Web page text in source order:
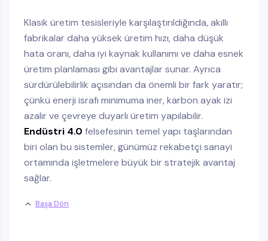
Klasik üretim tesisleriyle karşılaştırıldığında, akıllı
fabrikalar daha yüksek üretim hızı, daha düşük
hata oranı, daha iyi kaynak kullanımı ve daha esnek
üretim planlaması gibi avantajlar sunar. Ayrıca
sürdürülebilirlik açısından da önemli bir fark yaratır;
çünkü enerji israfı minimuma iner, karbon ayak izi
azalır ve çevreye duyarlı üretim yapılabilir.
Endüstri 4.0 felsefesinin temel yapı taşlarından
biri olan bu sistemler, günümüz rekabetçi sanayi
ortamında işletmelere büyük bir stratejik avantaj
sağlar.
Başa Dön